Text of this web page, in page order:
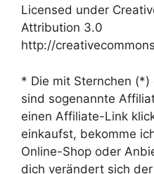
Licensed under
Attribution 3.0
http://
* Die mit Sternchen (*)
sind sogenannte
einen Affiliate-Link
einkaufst, bekomme
Online-Shop oder
dich verändert sich